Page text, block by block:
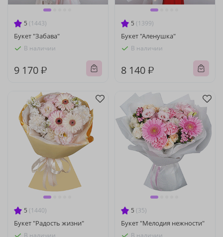
5 (1443)
Букет "Забава"
В наличии
9 170 ₽
5 (1399)
Букет "Аленушка"
В наличии
8 140 ₽
5 (1440)
Букет "Радость жизни"
В наличии
5 (35)
Букет "Мелодия нежности"
В наличии